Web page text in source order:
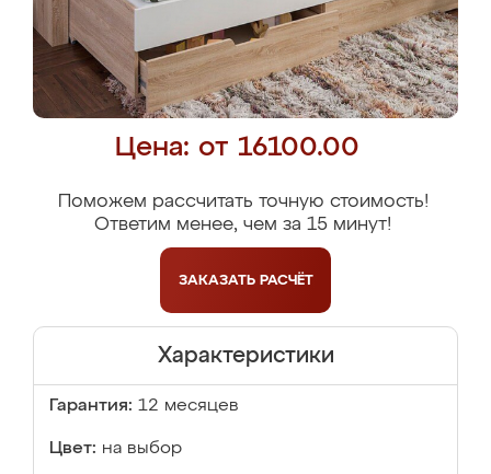
Цена: от 16100.00
Поможем рассчитать точную стоимость!
Ответим менее, чем за 15 минут!
ЗАКАЗАТЬ РАСЧЁТ
Характеристики
Гарантия: 12 месяцев
Цвет: на выбор